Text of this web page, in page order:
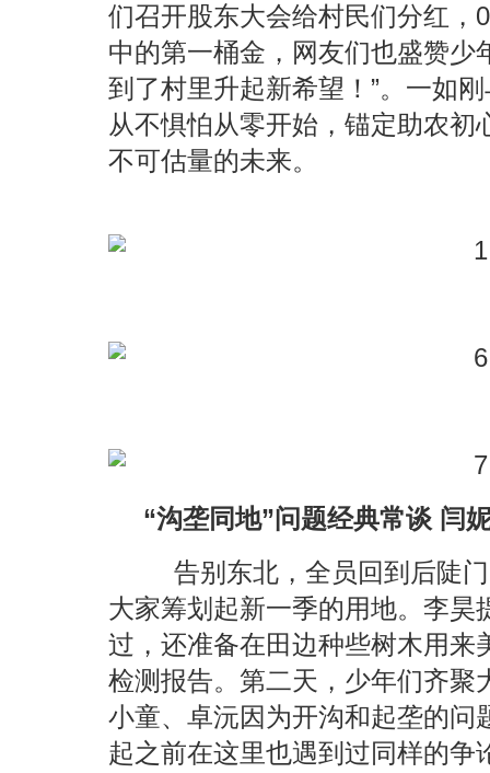
们召开股东大会给村民们分红，
中的第一桶金，网友们也盛赞少
到了村里升起新希望！”。一如
从不惧怕从零开始，锚定助农
不可估量的未来。
“沟垄同地”问题经典常谈 闫
告别东北，全员回到后陡
大家筹划起新一季的用地。李昊
过，还准备在田边种些树木用来
检测报告。第二天，少年们齐聚
小童、卓沅因为开沟和起垄的问
起之前在这里也遇到过同样的争